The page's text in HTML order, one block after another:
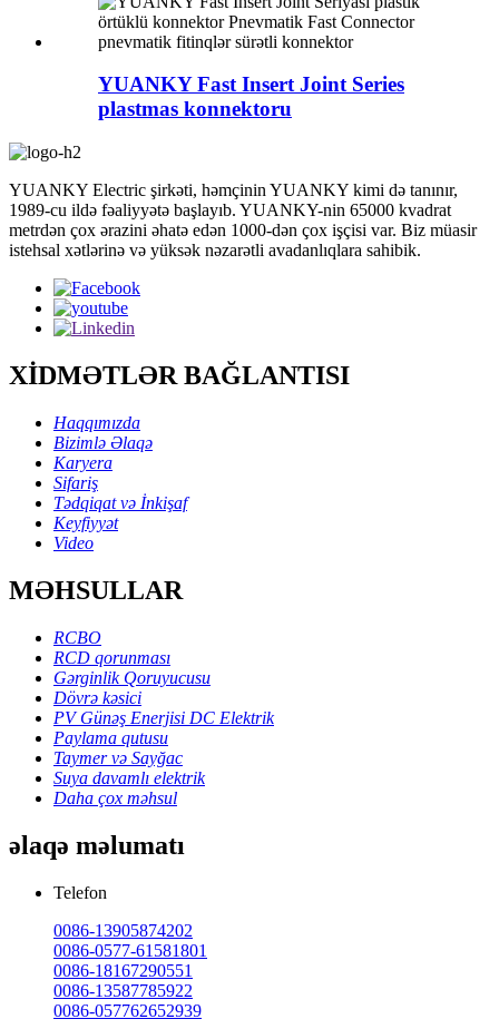
YUANKY Fast Insert Joint Series
plastmas konnektoru
YUANKY Electric şirkəti, həmçinin YUANKY kimi də tanınır,
1989-cu ildə fəaliyyətə başlayıb. YUANKY-nin 65000 kvadrat
metrdən çox ərazini əhatə edən 1000-dən çox işçisi var. Biz müasir
istehsal xətlərinə və yüksək nəzarətli avadanlıqlara sahibik.
XİDMƏTLƏR BAĞLANTISI
Haqqımızda
Bizimlə Əlaqə
Karyera
Sifariş
Tədqiqat və İnkişaf
Keyfiyyət
Video
MƏHSULLAR
RCBO
RCD qorunması
Gərginlik Qoruyucusu
Dövrə kəsici
PV Günəş Enerjisi DC Elektrik
Paylama qutusu
Taymer və Sayğac
Suya davamlı elektrik
Daha çox məhsul
əlaqə məlumatı
Telefon
0086-13905874202
0086-0577-61581801
0086-18167290551
0086-13587785922
0086-057762652939